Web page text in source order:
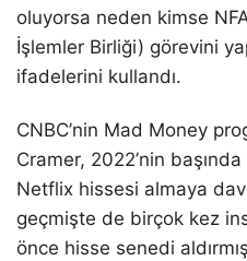
oluyorsa neden kimse
İşlemler Birliği) görevini
ifadelerini kullandı.
CNBC’nin Mad Money
Cramer, 2022’nin
Netflix hissesi almaya
geçmişte de birçok kez
önce hisse senedi